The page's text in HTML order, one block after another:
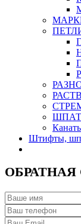
Штифты,
ОБРАТНАЯ